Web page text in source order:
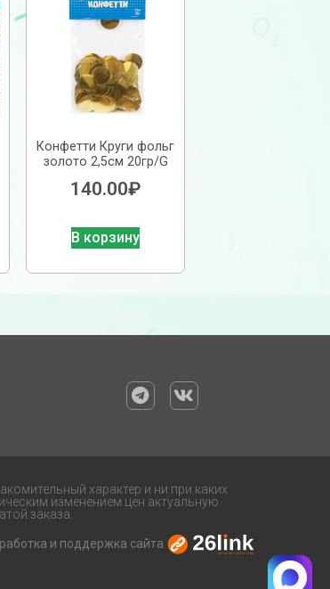
Конфетти Круги фольг
золото 2,5см 20гр/G
140.00₽
В корзину
характер и ни при каких
изменением цен актуальную
заказа.
и поддержка сайта